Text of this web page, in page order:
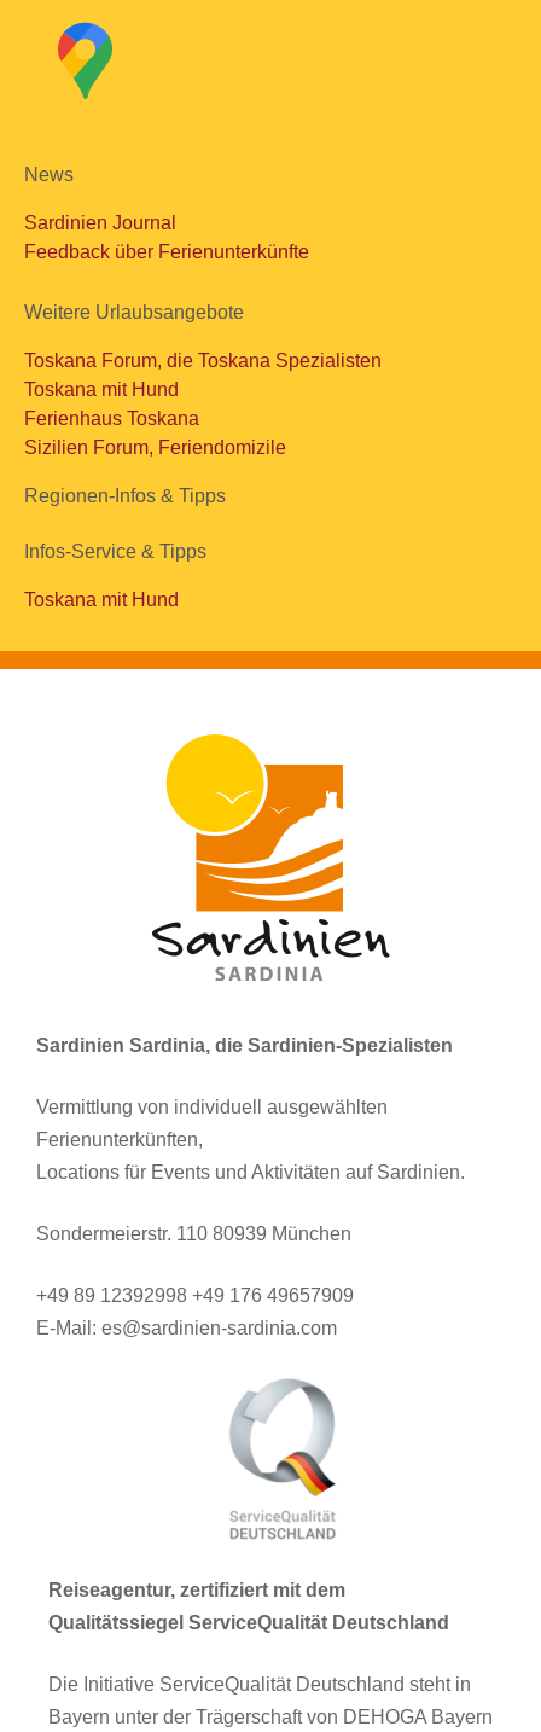
News
Sardinien Journal
Feedback über Ferienunterkünfte
Weitere Urlaubsangebote
Toskana Forum, die Toskana Spezialisten
Toskana mit Hund
Ferienhaus Toskana
Sizilien Forum, Feriendomizile
Regionen-Infos & Tipps
Infos-Service & Tipps
Toskana mit Hund
Sardinien Sardinia, die Sardinien-Spezialisten
Vermittlung von individuell ausgewählten
Ferienunterkünften,
Locations für Events und Aktivitäten auf Sardinien.
Sondermeierstr. 110 80939 München
+49 89 12392998 +49 176 49657909
E-Mail: es@sardinien-sardinia.com
Reiseagentur, zertifiziert mit dem
Qualitätssiegel ServiceQualität Deutschland
Die Initiative ServiceQualität Deutschland steht in
Bayern unter der Trägerschaft von DEHOGA Bayern